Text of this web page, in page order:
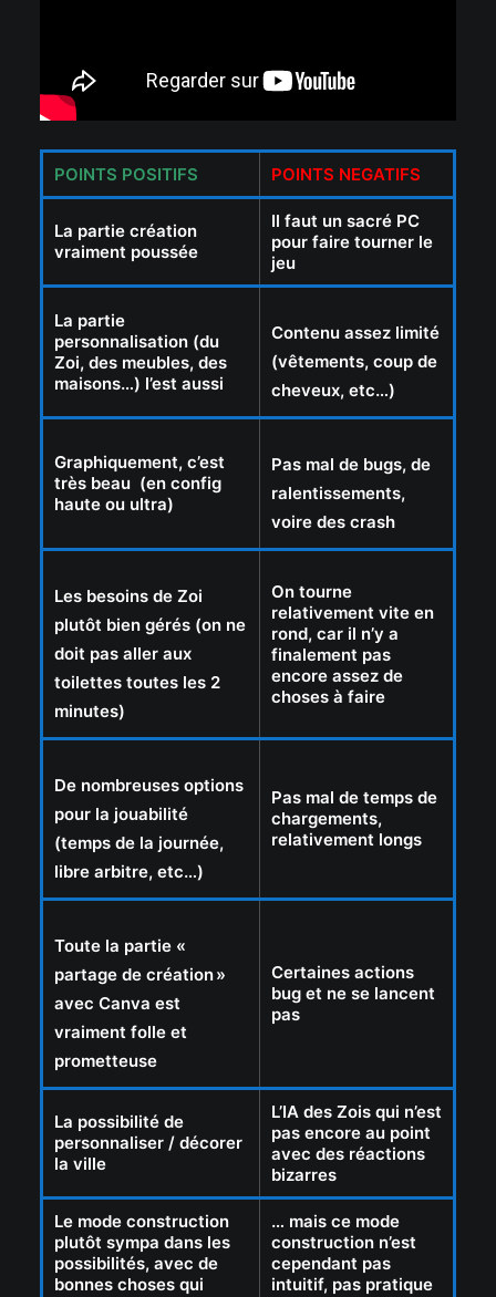
POINTS POSITIFS POINTS NEGATIFS
La partie création
vraiment poussée
Il faut un sacré PC
pour faire tourner le
jeu
La partie
personnalisation (du
Zoi, des meubles, des
maisons…) l’est aussi
Contenu assez limité
(vêtements, coup de
cheveux, etc…)
Graphiquement, c’est
très beau (en config
haute ou ultra)
Pas mal de bugs, de
ralentissements,
voire des crash
Les besoins de Zoi
plutôt bien gérés (on ne
doit pas aller aux
toilettes toutes les 2
minutes)
On tourne
relativement vite en
rond, car il n’y a
finalement pas
encore assez de
choses à faire
De nombreuses options
pour la jouabilité
(temps de la journée,
libre arbitre, etc…)
Pas mal de temps de
chargements,
relativement longs
Toute la partie «
partage de création»
avec Canva est
vraiment folle et
prometteuse
Certaines actions
bug et ne se lancent
pas
La possibilité de
personnaliser / décorer
la ville
L’IA des Zois qui n’est
pas encore au point
avec des réactions
bizarres
Le mode construction
plutôt sympa dans les
possibilités, avec de
bonnes choses qui
… mais ce mode
construction n’est
cependant pas
intuitif, pas pratique